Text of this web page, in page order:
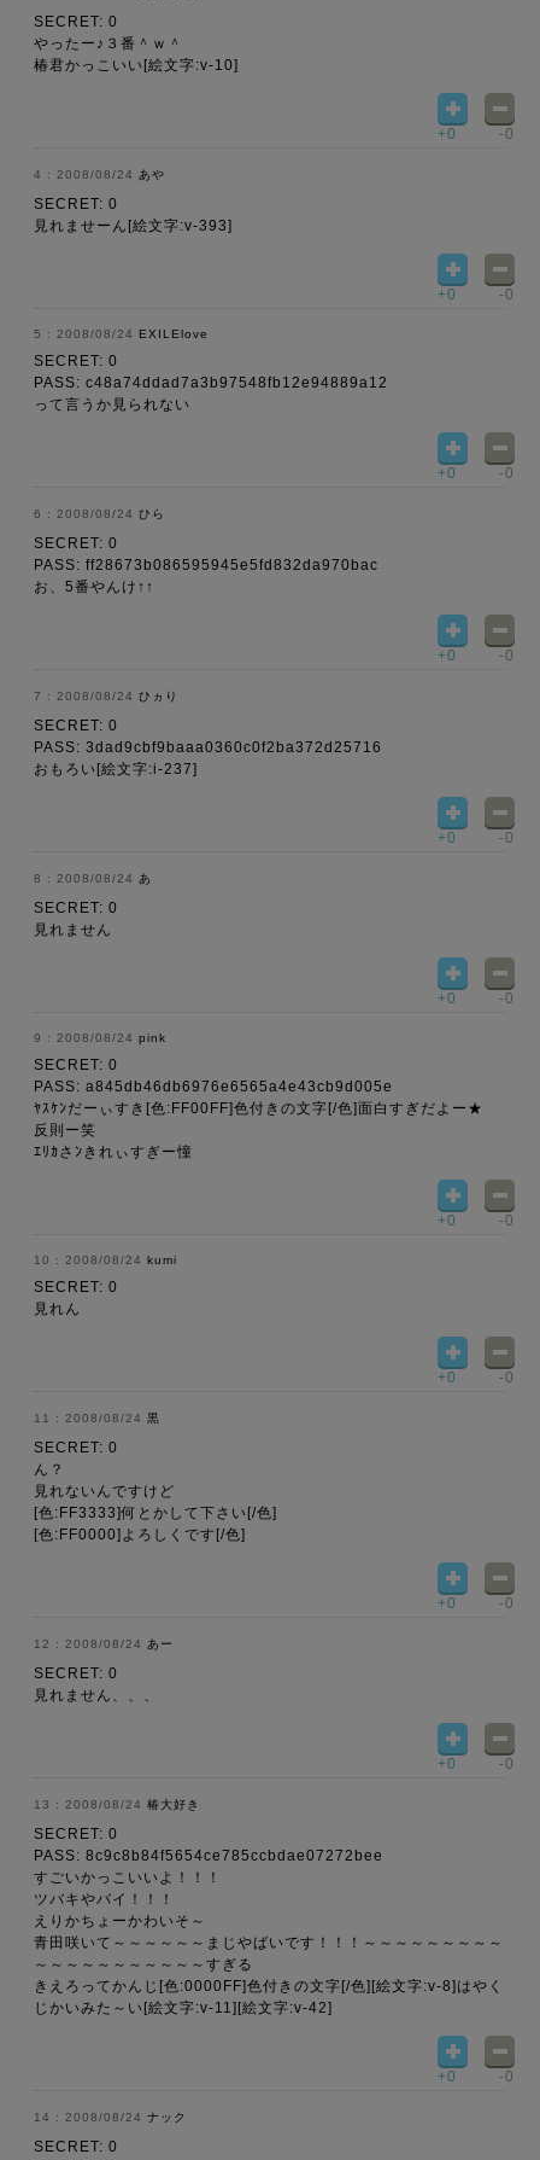
SECRET: 0
やったー♪３番＾ｗ＾
椿君かっこいい[絵文字:v-10]
+0 -0
2008/08/24 あや
SECRET: 0
見れませーん[絵文字:v-393]
+0 -0
2008/08/24 EXILElove
SECRET: 0
PASS: c48a74ddad7a3b97548fb12e94889a12
って言うか見られない
+0 -0
2008/08/24 ひら
SECRET: 0
PASS: ff28673b086595945e5fd832da970bac
お、5番やんけ↑↑
+0 -0
2008/08/24 ひヵり
SECRET: 0
PASS: 3dad9cbf9baaa0360c0f2ba372d25716
おもろい[絵文字:i-237]
+0 -0
2008/08/24 あ
SECRET: 0
見れません
+0 -0
2008/08/24 pink
SECRET: 0
PASS: a845db46db6976e6565a4e43cb9d005e
ﾔｽｹﾝだーぃすき[色:FF00FF]色付きの文字[/色]面白すぎだよー★
反則ー笑
ｴﾘｶさﾝきれぃすぎー憧
+0 -0
2008/08/24 kumi
SECRET: 0
見れん
+0 -0
2008/08/24 黒
SECRET: 0
ん？
見れないんですけど
[色:FF3333]何とかして下さい[/色]
[色:FF0000]よろしくです[/色]
+0 -0
2008/08/24 あー
SECRET: 0
見れません、、、
+0 -0
2008/08/24 椿大好き
SECRET: 0
PASS: 8c9c8b84f5654ce785ccbdae07272bee
すごいかっこいいよ！！！
ツバキやバイ！！！
えりかちょーかわいそ～
青田咲いて～～～～～～まじやばいです！！！～～～～～～～～～
～～～～～～～～～～～すぎる
きえろってかんじ[色:0000FF]色付きの文字[/色][絵文字:v-8]はやく
じかいみた～い[絵文字:v-11][絵文字:v-42]
+0 -0
2008/08/24 ナック
SECRET: 0